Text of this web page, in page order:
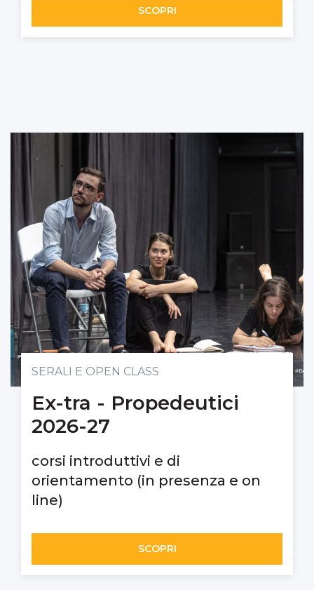
SCOPRI
SERALI E OPEN CLASS
Ex-tra - Propedeutici
2026-27
corsi introduttivi e di
orientamento (in presenza e on
line)
SCOPRI